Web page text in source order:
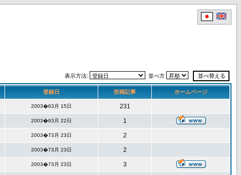
表示方法: 並べ方
登録日 投稿記事 ホームページ
2003�63月 15日 231
2003�63月 22日 1
2003�73月 23日 2
2003�73月 23日 2
2003�73月 23日 3